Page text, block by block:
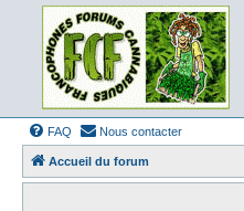
FAQ Nous contacter
Accueil du forum